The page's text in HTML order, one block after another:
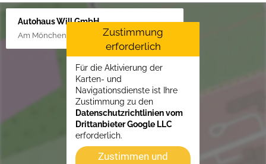
Autohaus Will GmbH
Am Mönchenfelde 18, 38889 Blankenburg
Zustimmung
erforderlich
Für die Aktivierung der
Karten- und
Navigationsdienste ist Ihre
Zustimmung zu den
Datenschutzrichtlinien vom
Drittanbieter Google LLC
erforderlich.
Zustimmen und